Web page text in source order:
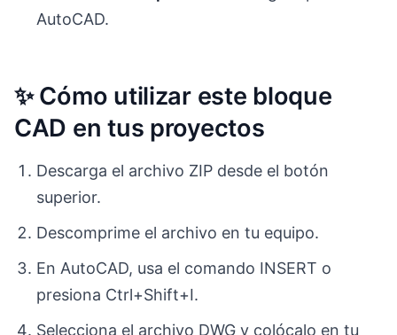
AutoCAD.
✨ Cómo utilizar este bloque
CAD en tus proyectos
Descarga el archivo ZIP desde el botón
superior.
Descomprime el archivo en tu equipo.
En AutoCAD, usa el comando INSERT o
presiona Ctrl+Shift+I.
Selecciona el archivo DWG y colócalo en tu